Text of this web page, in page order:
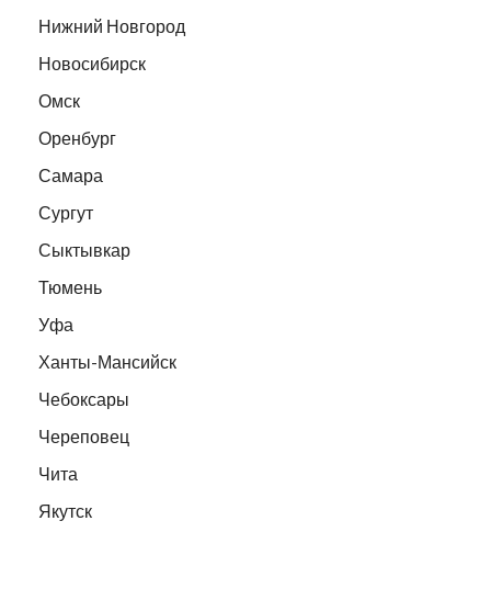
Нижний Новгород
Новосибирск
Омск
Оренбург
Самара
Сургут
Сыктывкар
Тюмень
Уфа
Ханты-Мансийск
Чебоксары
Череповец
Чита
Якутск